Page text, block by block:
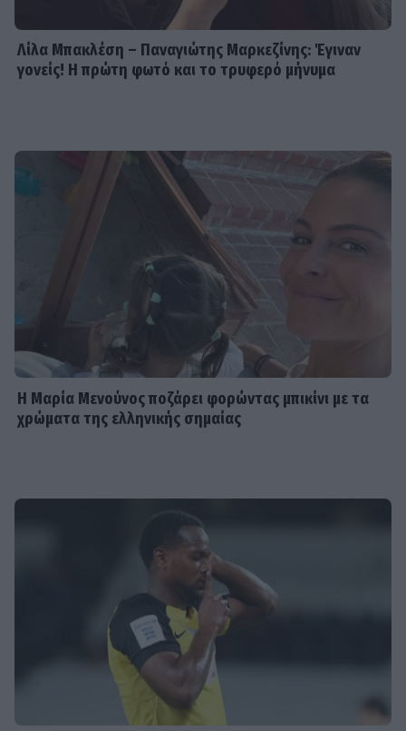
Λίλα Μπακλέση – Παναγιώτης Μαρκεζίνης: Έγιναν
γονείς! Η πρώτη φωτό και το τρυφερό μήνυμα
Η Μαρία Μενούνος ποζάρει φορώντας μπικίνι με τα
χρώματα της ελληνικής σημαίας